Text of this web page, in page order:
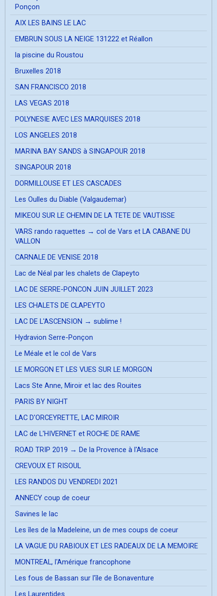
Ponçon
AIX LES BAINS LE LAC
EMBRUN SOUS LA NEIGE 131222 et Réallon
la piscine du Roustou
Bruxelles 2018
SAN FRANCISCO 2018
LAS VEGAS 2018
POLYNESIE AVEC LES MARQUISES 2018
LOS ANGELES 2018
MARINA BAY SANDS à SINGAPOUR 2018
SINGAPOUR 2018
DORMILLOUSE ET LES CASCADES
Les Oulles du Diable (Valgaudemar)
MIKEOU SUR LE CHEMIN DE LA TETE DE VAUTISSE
VARS rando raquettes → col de Vars et LA CABANE DU
VALLON
CARNALE DE VENISE 2018
Lac de Néal par les chalets de Clapeyto
LAC DE SERRE-PONCON JUIN JUILLET 2023
LES CHALETS DE CLAPEYTO
LAC DE L'ASCENSION → sublime !
Hydravion Serre-Ponçon
Le Méale et le col de Vars
LE MORGON ET LES VUES SUR LE MORGON
Lacs Ste Anne, Miroir et lac des Rouites
PARIS BY NIGHT
LAC D'ORCEYRETTE, LAC MIROIR
LAC de L'HIVERNET et ROCHE DE RAME
ROAD TRIP 2019 → De la Provence à l'Alsace
CREVOUX ET RISOUL
LES RANDOS DU VENDREDI 2021
ANNECY coup de coeur
Savines le lac
Les îles de la Madeleine, un de mes coups de coeur
LA VAGUE DU RABIOUX ET LES RADEAUX DE LA MEMOIRE
MONTREAL, l'Amérique francophone
Les fous de Bassan sur l'île de Bonaventure
Les Laurentides